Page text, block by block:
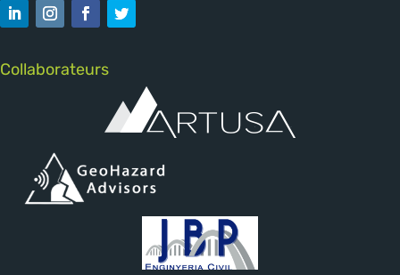
Collaborateurs